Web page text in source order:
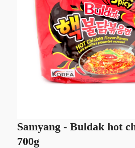
Samyang - Buldak hot
700g